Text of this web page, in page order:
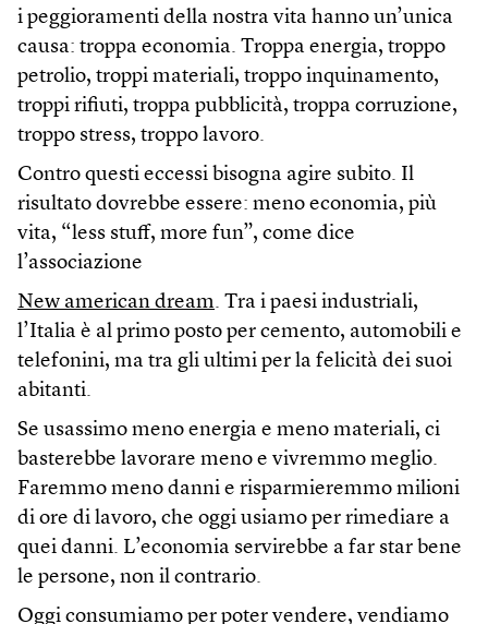
i peggioramenti della nostra vita hanno un’unica
causa: troppa economia. Troppa energia, troppo
petrolio, troppi materiali, troppo inquinamento,
troppi rifiuti, troppa pubblicità, troppa corruzione,
troppo stress, troppo lavoro.
Contro questi eccessi bisogna agire subito. Il
risultato dovrebbe essere: meno economia, più
vita, “less stuff, more fun”, come dice
l’associazione
New american dream. Tra i paesi industriali,
l’Italia è al primo posto per cemento, automobili e
telefonini, ma tra gli ultimi per la felicità dei suoi
abitanti.
Se usassimo meno energia e meno materiali, ci
basterebbe lavorare meno e vivremmo meglio.
Faremmo meno danni e risparmieremmo milioni
di ore di lavoro, che oggi usiamo per rimediare a
quei danni. L’economia servirebbe a far star bene
le persone, non il contrario.
Oggi consumiamo per poter vendere, vendiamo